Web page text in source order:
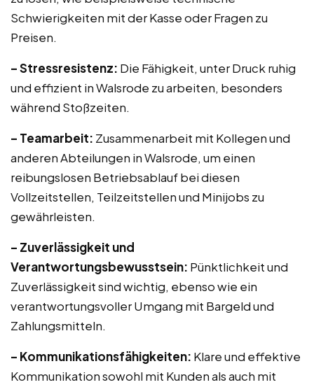
Schwierigkeiten mit der Kasse oder Fragen zu
Preisen.
– Stressresistenz: Die Fähigkeit, unter Druck ruhig
und effizient in Walsrode zu arbeiten, besonders
während Stoßzeiten.
– Teamarbeit: Zusammenarbeit mit Kollegen und
anderen Abteilungen in Walsrode, um einen
reibungslosen Betriebsablauf bei diesen
Vollzeitstellen, Teilzeitstellen und Minijobs zu
gewährleisten.
– Zuverlässigkeit und
Verantwortungsbewusstsein: Pünktlichkeit und
Zuverlässigkeit sind wichtig, ebenso wie ein
verantwortungsvoller Umgang mit Bargeld und
Zahlungsmitteln.
– Kommunikationsfähigkeiten: Klare und effektive
Kommunikation sowohl mit Kunden als auch mit